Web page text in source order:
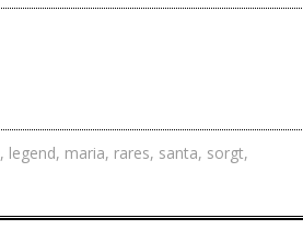
, legend, maria, rares, santa, sorgt,